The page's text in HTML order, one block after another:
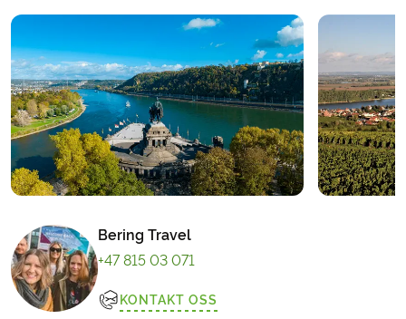
Bering Travel
+47 815 03 071
KONTAKT OSS